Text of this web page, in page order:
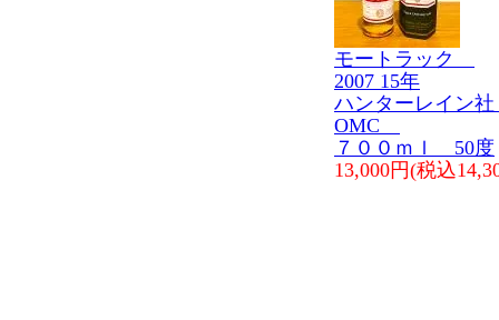
モートラック
2007 15年
ハンターレイン
OMC
７００ｍｌ 50度
13,000円(税込